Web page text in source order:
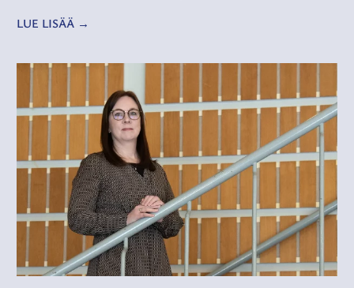
LUE LISÄÄ